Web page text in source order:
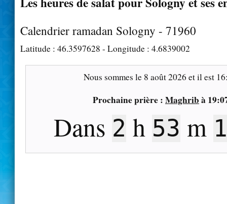
Calendrier ramadan Sologny - 71960
Latitude : 46.3597628 - Longitude : 4.6839002
Nous sommes le 8 août 2026 et il est
Prochaine prière : Maghrib à
Dans 2 h 53 m